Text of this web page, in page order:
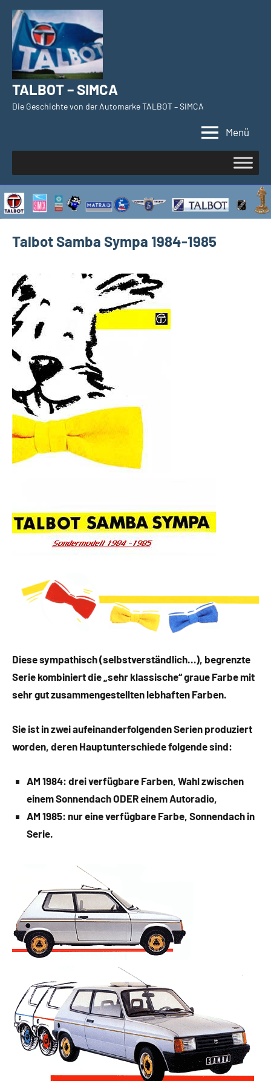
Zum
Inhalt
springen
TALBOT – SIMCA
Die Geschichte von der Automarke TALBOT – SIMCA
Menü
Talbot Samba Sympa 1984-1985
Diese sympathisch (selbstverständlich…), begrenzte
Serie kombiniert die „sehr klassische“ graue Farbe mit
sehr gut zusammengestellten lebhaften Farben.
Sie ist in zwei aufeinanderfolgenden Serien produziert
worden, deren Hauptunterschiede folgende sind:
AM 1984: drei verfügbare Farben, Wahl zwischen
einem Sonnendach ODER einem Autoradio,
AM 1985: nur eine verfügbare Farbe, Sonnendach in
Serie.